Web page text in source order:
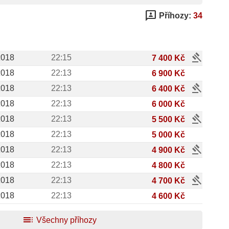
3p Příhozy: 34
22:15 7 400 Kč gavel
22:13
6 900 Kč
22:13 6 400 Kč gavel
22:13
6 000 Kč
22:13 5 500 Kč gavel
22:13
5 000 Kč
22:13 4 900 Kč gavel
22:13
4 800 Kč
22:13 4 700 Kč gavel
22:13 4 600 Kč
toc Všechny příhozy